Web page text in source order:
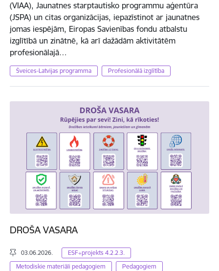
(VIAA), Jaunatnes starptautisko programmu aģentūra
(JSPA) un citas organizācijas, iepazīstinot ar jaunatnes
jomas iespējām, Eiropas Savienības fondu atbalstu
izglītībā un zinātnē, kā arī dažādām aktivitātēm
profesionālajā…
Šveices-Latvijas programma Profesionālā izglītība
DROŠA VASARA
03.06.2026.
ESF+projekts 4.2.2.3.
Metodiskie materiāli pedagogiem
Pedagogiem